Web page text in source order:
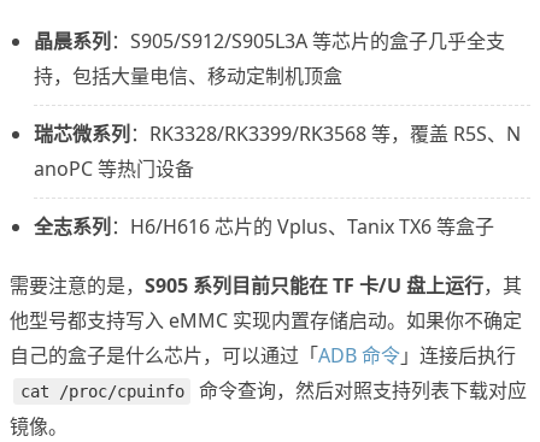
晶晨系列 ：S905/S912/S905L3A 等芯片的盒子几乎全支
持，包括大量电信、移动定制机顶盒
瑞芯微系列 ：RK3328/RK3399/RK3568 等，覆盖 R5S、N
anoPC 等热门设备
全志系列 ：H6/H616 芯片的 Vplus、Tanix TX6 等盒子
需要注意的是， S905 系列目前只能在 TF 卡/U 盘上运行，其
他型号都支持写入 eMMC 实现内置存储启动。如果你不确定
自己的盒子是什么芯片，可以通过「ADB 命令」连接后执行
cat /proc/cpuinfo
命令查询，然后对照支持列表下载对应
镜像。